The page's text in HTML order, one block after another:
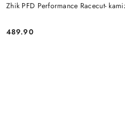
Zhik PFD Performance Racecut-
Cena:
489.90